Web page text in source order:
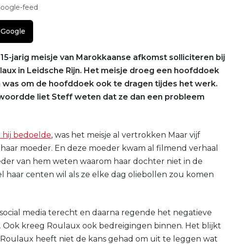
feed
jarig meisje van Marokkaanse afkomst solliciteren bij
in Leidsche Rijn. Het meisje droeg een hoofddoek
was om de hoofddoek ook te dragen tijdes het werk.
liet Steff weten dat ze dan een probleem
hij bedoelde, was het meisje al vertrokken Maar vijf
moeder. En deze moeder kwam al filmend verhaal
van hem weten waarom haar dochter niet in de
haar centen wil als ze elke dag oliebollen zou komen
media terecht en daarna regende het negatieve
kreeg Roulaux ook bedreigingen binnen. Het blijkt
heeft niet de kans gehad om uit te leggen wat